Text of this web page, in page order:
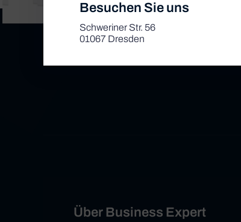
Besuchen Sie uns
Schweriner Str. 56
01067 Dresden
Über Business Expert